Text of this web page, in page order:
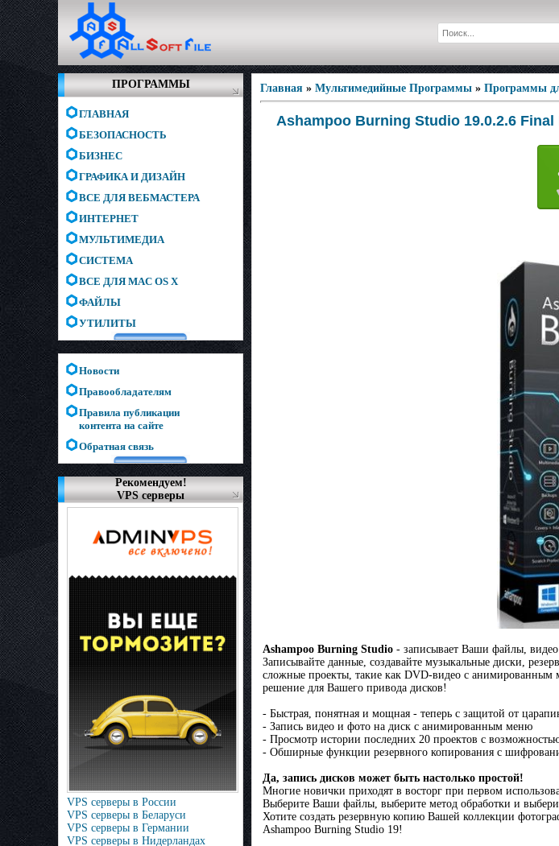
ПРОГРАММЫ
ГЛАВНАЯ
БЕЗОПАСНОСТЬ
БИЗНЕС
ГРАФИКА И ДИЗАЙН
ВСЕ ДЛЯ ВЕБМАСТЕРА
ИНТЕРНЕТ
МУЛЬТИМЕДИА
СИСТЕМА
ВСЕ ДЛЯ MAC OS X
ФАЙЛЫ
УТИЛИТЫ
Новости
Правообладателям
Правила публикации
контента на сайте
Обратная связь
Рекомендуем!
VPS серверы
VPS серверы в России
VPS серверы в Беларуси
VPS серверы в Германии
VPS серверы в Нидерландах
Главная » Мультимедийные Программы » Программы
Ashampoo Burning Studio 19.0.2.6 Final
Ashampoo Burning Studio - записывает Ваши файлы,
Записывайте данные, создавайте музыкальные диски,
сложные проекты, такие как DVD-видео с
решение для Вашего привода дисков!
- Быстрая, понятная и мощная - теперь с защитой от
- Запись видео и фото на диск с анимированным меню
- Просмотр истории последних 20 проектов с
- Обширные функции резервного копирования с
Да, запись дисков может быть настолько простой!
Многие новички приходят в восторг при первом
Выберите Ваши файлы, выберите метод обработки и
Хотите создать резервную копию Вашей коллекции
Ashampoo Burning Studio 19!